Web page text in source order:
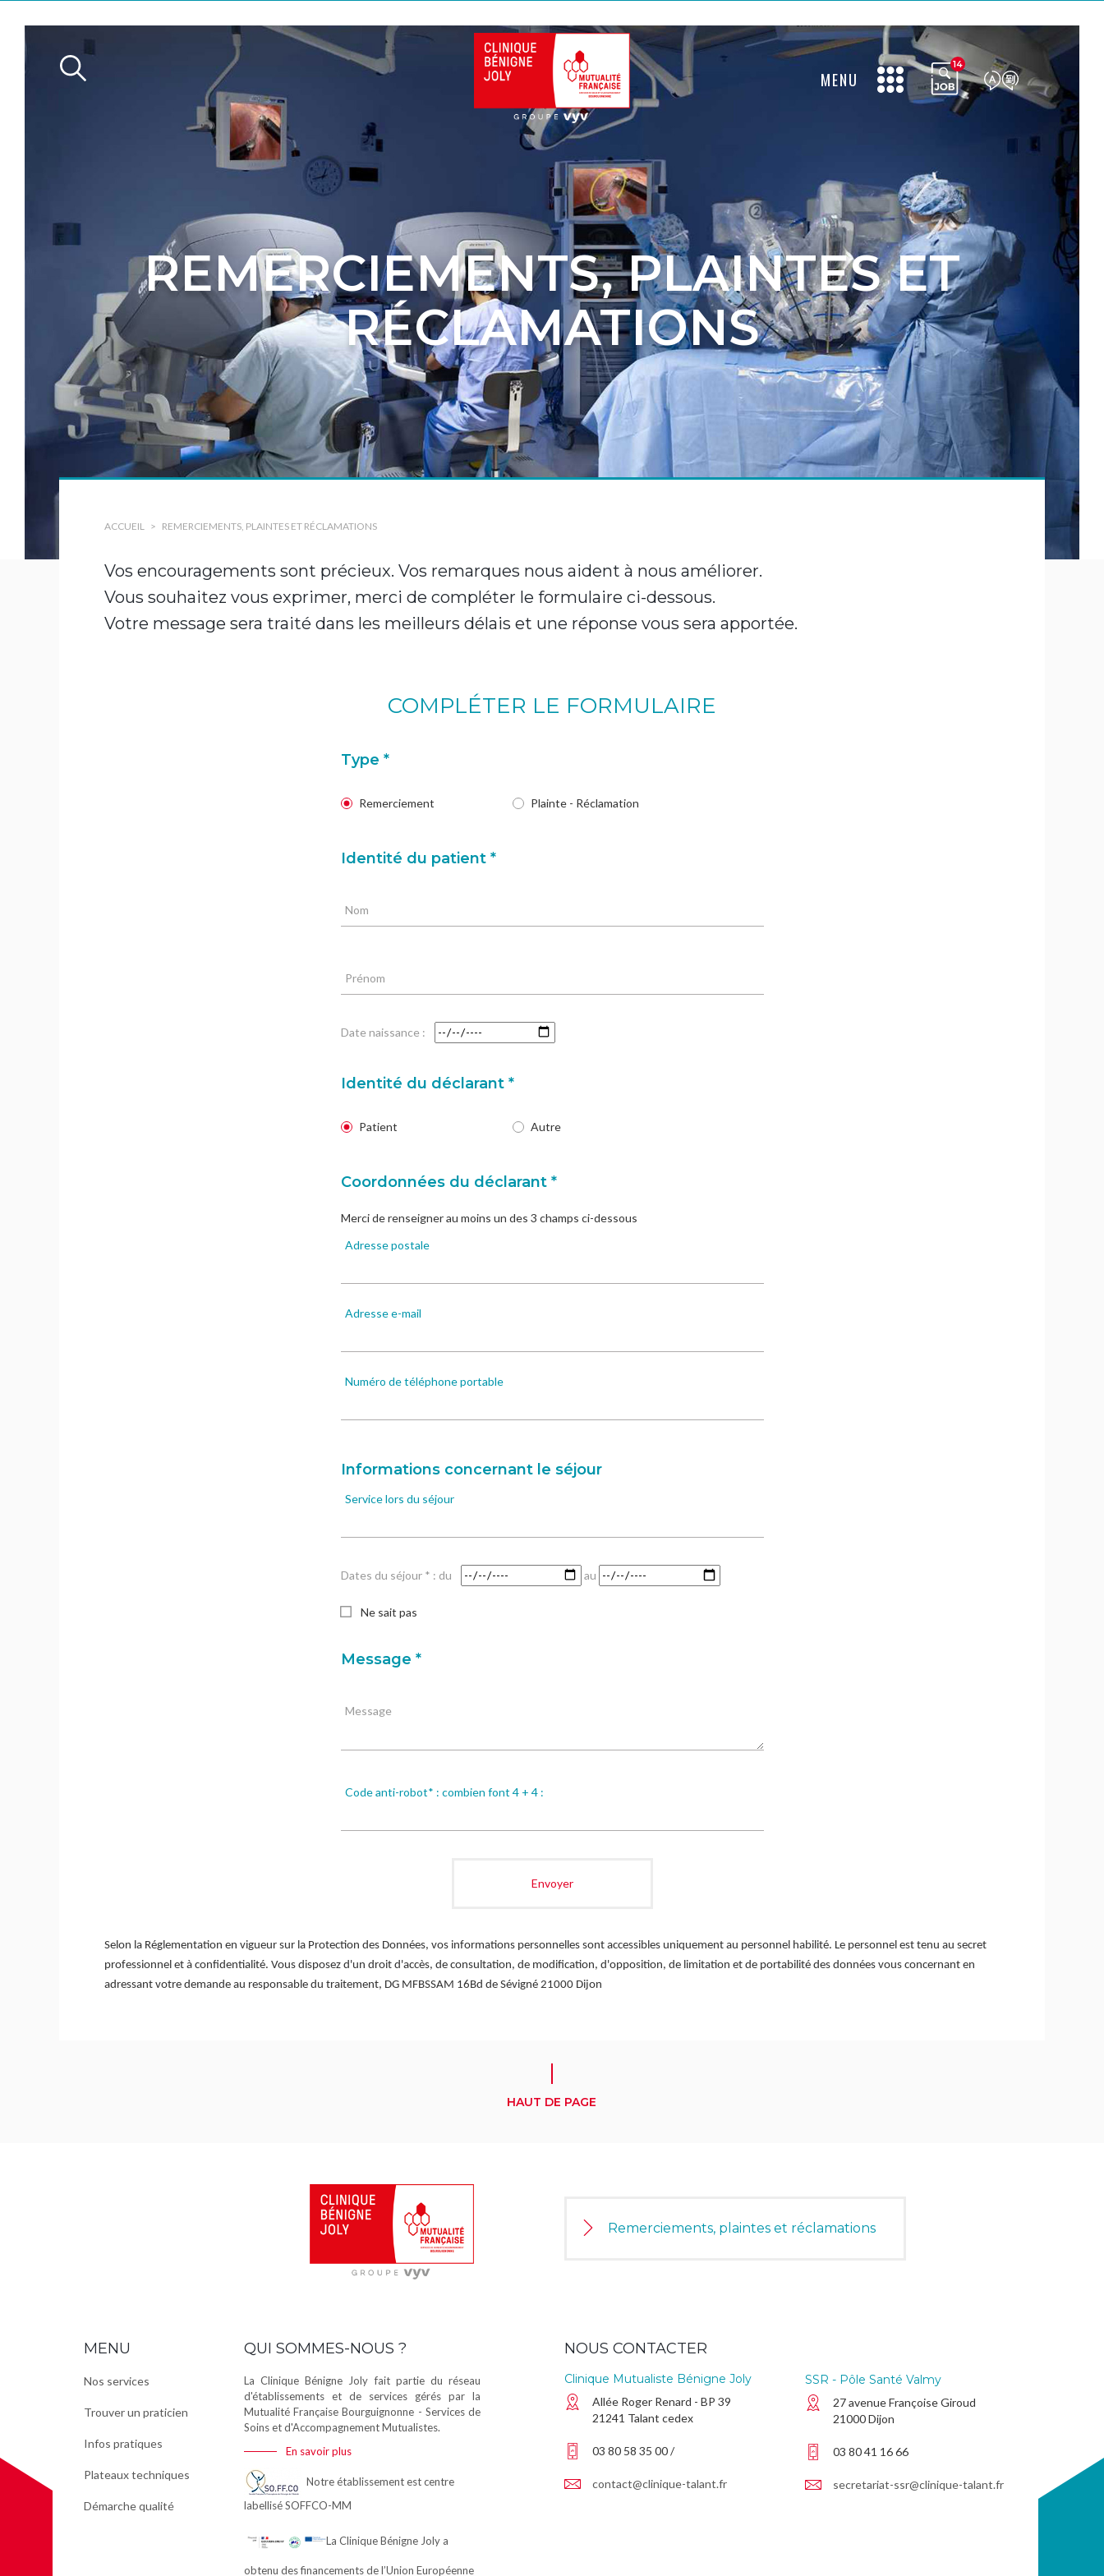
MENU
14
REMERCIEMENTS, PLAINTES ET
RÉCLAMATIONS
ACCUEIL REMERCIEMENTS, PLAINTES ET RÉCLAMATIONS
Vos encouragements sont précieux. Vos remarques nous aident à nous améliorer.
Vous souhaitez vous exprimer, merci de compléter le formulaire ci-dessous.
Votre message sera traité dans les meilleurs délais et une réponse vous sera apportée.
COMPLÉTER LE FORMULAIRE
Type *
Remerciement Plainte - Réclamation
Identité du patient *
Nom
Prénom
Date naissance :
Identité du déclarant *
Patient Autre
Coordonnées du déclarant *
Merci de renseigner au moins un des 3 champs ci-dessous
Adresse postale
Adresse e-mail
Numéro de téléphone portable
Informations concernant le séjour
Service lors du séjour
Dates du séjour * : du au
Ne sait pas
Message *
Message
Code anti-robot* : combien font 4 + 4 :
Selon la Réglementation en vigueur sur la Protection des Données, vos informations personnelles sont accessibles uniquement au personnel habilité. Le personnel est tenu au secret
professionnel et à confidentialité. Vous disposez d'un droit d'accès, de consultation, de modification, d'opposition, de limitation et de portabilité des données vous concernant en
adressant votre demande au responsable du traitement, DG MFBSSAM 16Bd de Sévigné 21000 Dijon
HAUT DE PAGE
Remerciements, plaintes et réclamations
MENU
Nos services
Trouver un praticien
Infos pratiques
Plateaux techniques
Démarche qualité
QUI SOMMES-NOUS ?
La Clinique Bénigne Joly fait partie du réseau
d'établissements et de services gérés par la
Mutualité Française Bourguignonne - Services de
Soins et d'Accompagnement Mutualistes.
En savoir plus
Notre établissement est centre
labelliséSOFFCO-MM
La Clinique Bénigne Joly a
obtenu des financements de l’Union Européenne
NOUS CONTACTER
Clinique Mutualiste Bénigne Joly
Allée Roger Renard - BP 39
21241 Talant cedex
03 80 58 35 00 /
contact@clinique-talant.fr
SSR - Pôle Santé Valmy
27 avenue Françoise Giroud
21000 Dijon
03 80 41 16 66
secretariat-ssr@clinique-talant.fr